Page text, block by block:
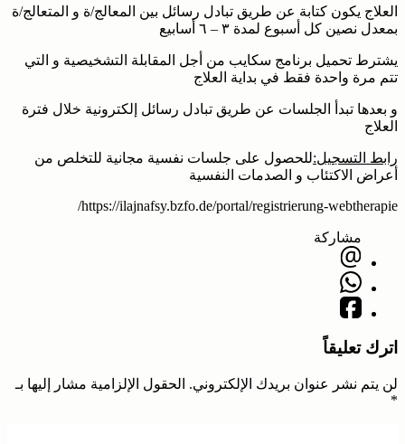
العلاج يكون كتابة عن طريق تبادل رسائل بين المعالج/ة و المتعالج/ة
بمعدل نصين كل أسبوع لمدة ٣ – ٦ أسابيع
يشترط تحميل برنامج سكايب من أجل المقابلة التشخيصية و التي
تتم مرة واحدة فقط في بداية العلاج
و بعدها تبدأ الجلسات عن طريق تبادل رسائل إلكترونية خلال فترة
العلاج
رابط التسجيل:للحصول على جلسات نفسية مجانية للتخلص من
أعراض الاكتئاب و الصدمات النفسية
https://ilajnafsy.bzfo.de/portal/registrierung-webtherapie/
مشاركة
اترك تعليقاً
لن يتم نشر عنوان بريدك الإلكتروني. الحقول الإلزامية مشار إليها بـ
*